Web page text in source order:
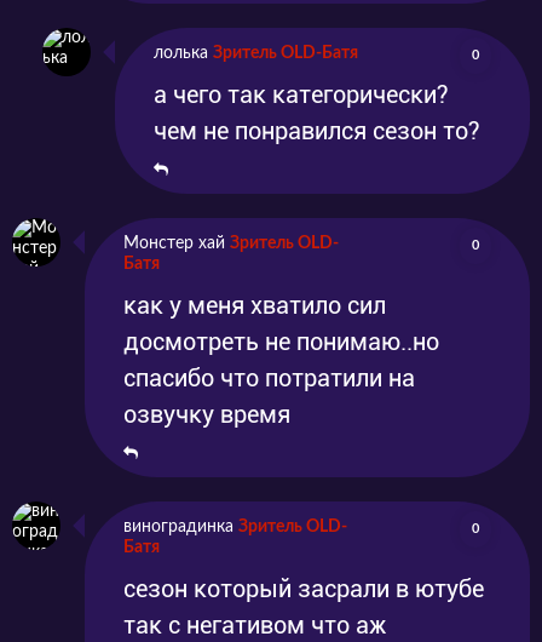
лолька Зритель OLD-Батя 0
а чего так категорически?
чем не понравился сезон то?
Монстер хай Зритель OLD-
Батя
0
как у меня хватило сил
досмотреть не понимаю..но
спасибо что потратили на
озвучку время
виноградинка Зритель OLD-
Батя
0
сезон который засрали в ютубе
так с негативом что аж